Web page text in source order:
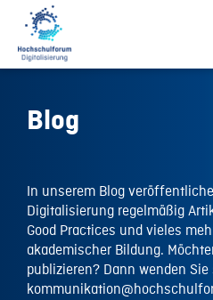
Blog
In unserem Blog
Digitalisierung regelmäßig
Good Practices und vieles
akademischer Bildung.
publizieren? Dann wenden